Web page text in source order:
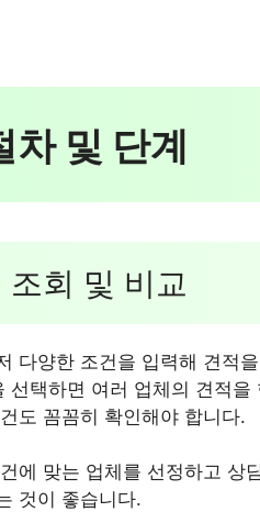
및 단계
회 및 비교
다양한 조건을 입력해 견적
선택하면 여러 업체의 견적
도 꼼꼼히 확인해야 합니다.
에 맞는 업체를 선정하고 상
것이 좋습니다.